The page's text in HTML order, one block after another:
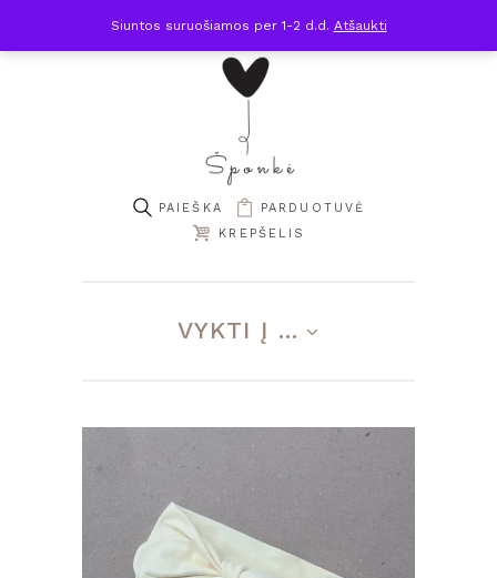
PARDUOTUVĖ
KREPŠELIS
VYKTI Į ...
Siuntos suruošiamos per 1-2 d.d. Atšaukti